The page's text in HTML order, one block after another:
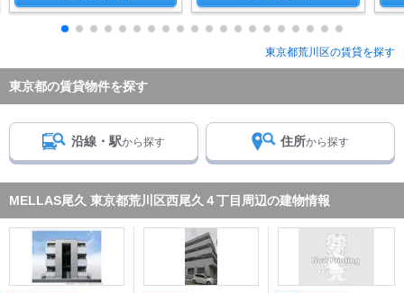
東京都荒川区の賃貸を探す
東京都の賃貸物件を探す
沿線・駅から探す 住所から探す
MELLAS尾久 東京都荒川区西尾久４丁目周辺の建物情報